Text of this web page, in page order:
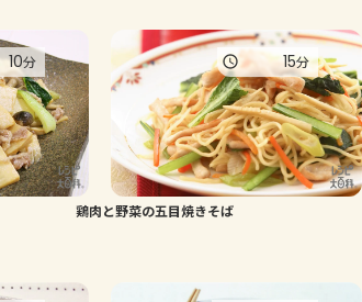
10分
鶏肉と野菜の五目焼きそば
15分